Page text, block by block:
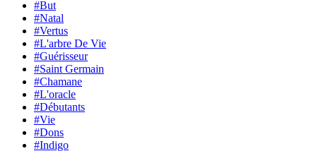
#But
#Natal
#Vertus
#L'arbre De Vie
#Guérisseur
#Saint Germain
#Chamane
#L'oracle
#Débutants
#Vie
#Dons
#Indigo